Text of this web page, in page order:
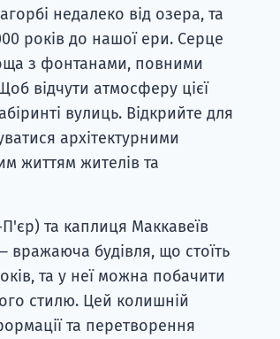
недалеко від озера, та
років до нашої ери. Серце
з фонтанами, повними
відчути атмосферу цієї
вулиць. Відкрийте для
архітектурними
життям жителів та
та каплиця Маккавеїв
вражаюча будівля, що стоїть
та у неї можна побачити
стилю. Цей колишній
та перетворення